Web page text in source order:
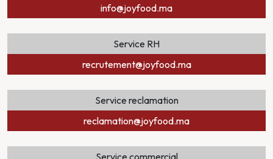
info@joyfood.ma
Service RH
recrutement@joyfood.ma
Service reclamation
reclamation@joyfood.ma
Service commercial